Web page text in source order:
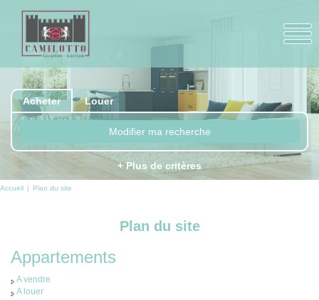
Acheter Louer
Modifier ma recherche
+ Plus de critères
Accueil Plan du site
Plan du site
Appartements
A vendre
A louer